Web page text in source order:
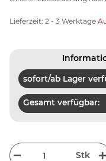
Lieferzeit: 2 - 3 Werktage
sofort/ab Lager
Gesamt verfügbar:
Stk